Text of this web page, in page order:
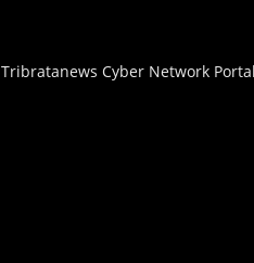
Tribratanews Cyber Network